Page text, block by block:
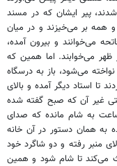
پير ايشان كه در مسند
همه بر مى‌خيزند و در ميان
مى‌خوانند و بيرون آمده،
مى‌خوابند. اما همين كه
مى‌شود، باز به درسگاه
استاد ديگر آمده و بالاى
غير آن كه صبح گفته شده
به شام مانده كه صداى
به همان دستور در آن خانه
منبر رفته و دو شاگرد خود
مى‌كند تا شام شود و همين